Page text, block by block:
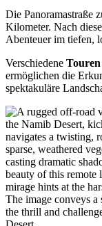
Die Panoramastraße
Kilometer. Nach
Abenteuer im tiefen,
Verschiedene Touren
ermöglichen die
spektakuläre